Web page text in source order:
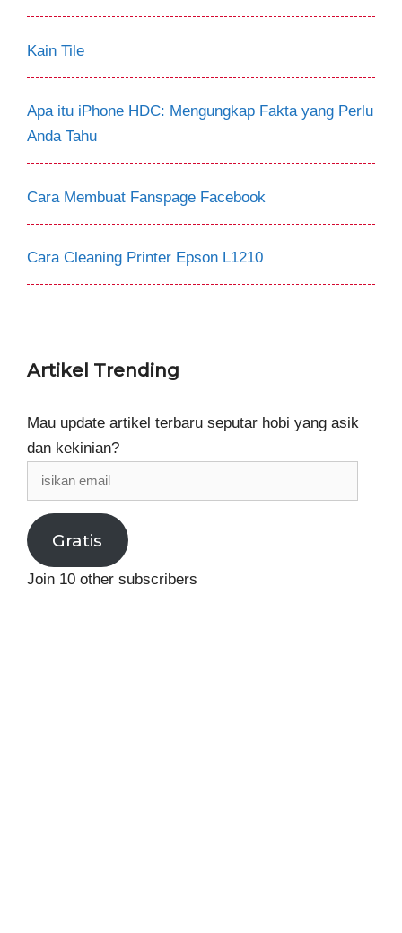
Kain Tile
Apa itu iPhone HDC: Mengungkap Fakta yang Perlu
Anda Tahu
Cara Membuat Fanspage Facebook
Cara Cleaning Printer Epson L1210
Artikel Trending
Mau update artikel terbaru seputar hobi yang asik
dan kekinian?
isikan
email
Gratis
Join 10 other subscribers